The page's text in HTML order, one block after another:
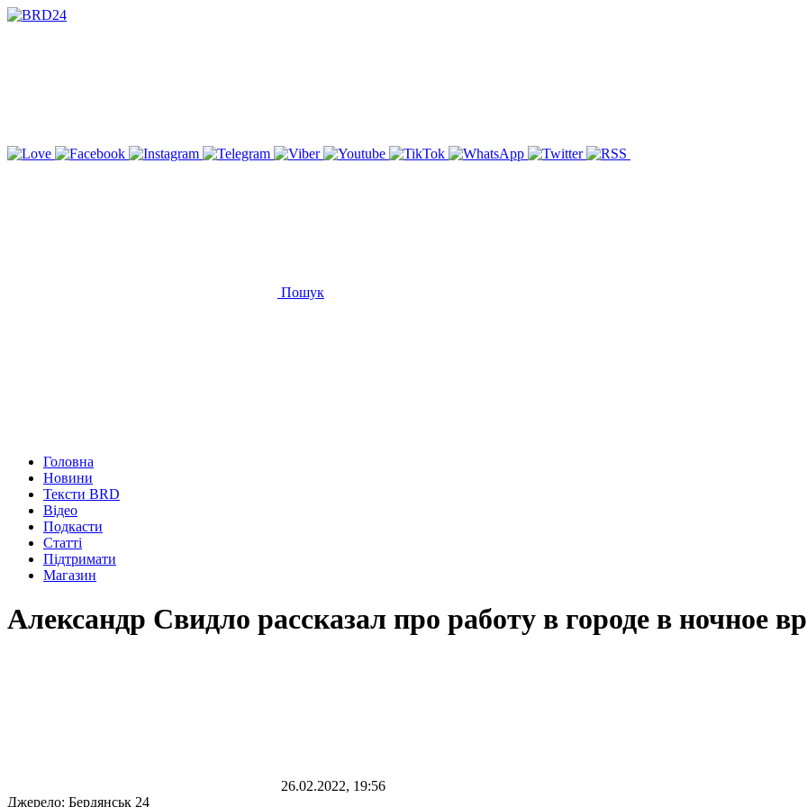
Пошук
Головна
Новини
Тексти BRD
Відео
Подкасти
Статті
Підтримати
Магазин
Александр Свидло рассказал про работу в городе в ночное
26.02.2022, 19:56
Джерело: Бердянськ 24